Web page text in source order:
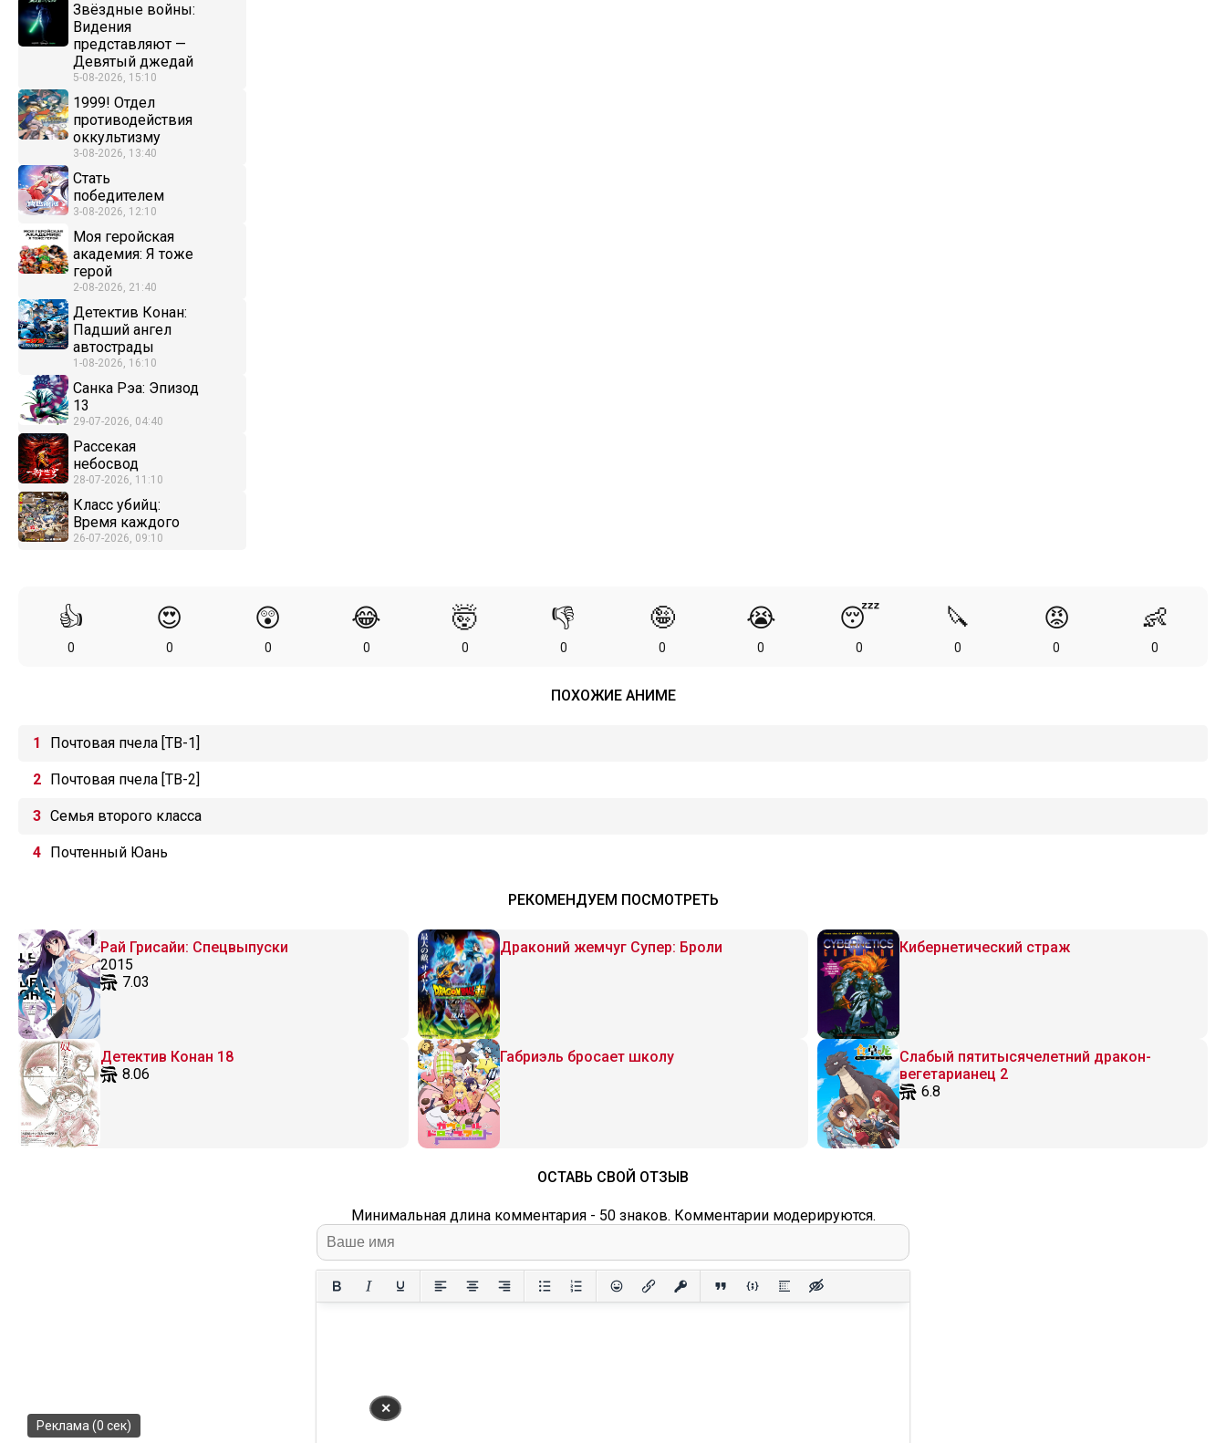
Звёздные войны:
Видения
представляют —
Девятый джедай
5-08-2026, 15:10
1999! Отдел
противодействия
оккультизму
3-08-2026, 13:40
Стать
победителем
3-08-2026, 12:10
Моя геройская
академия: Я тоже
герой
2-08-2026, 21:40
Детектив Конан:
Падший ангел
автострады
1-08-2026, 16:10
Санка Рэа: Эпизод
13
29-07-2026, 04:40
Рассекая
небосвод
28-07-2026, 11:10
Класс убийц:
Время каждого
26-07-2026, 09:10
👍
0
😍
0
😲
0
😂
0
🤯
0
👎
0
🤪
0
😭
0
😴
0
🔪
0
😡
0
👶
0
ПОХОЖИЕ АНИМЕ
Почтовая пчела [ТВ-1]
Почтовая пчела [ТВ-2]
Семья второго класса
Почтенный Юань
РЕКОМЕНДУЕМ ПОСМОТРЕТЬ
Рай Грисайи: Спецвыпуски
2015
7.03
Драконий жемчуг Супер: Броли Кибернетический страж
Детектив Конан 18
8.06
Габриэль бросает школу
Слабый пятитысячелетний дракон-
вегетарианец 2
6.8
ОСТАВЬ СВОЙ ОТЗЫВ
Минимальная длина комментария - 50 знаков. Комментарии модерируются.
✕
Реклама (0 сек)